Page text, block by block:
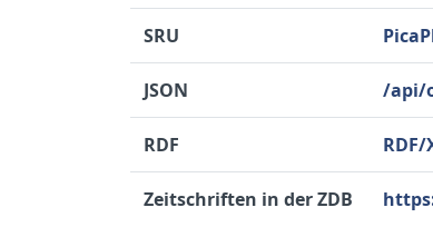
SRU
JSON /api/
RDF RDF/
Zeitschriften in der ZDB